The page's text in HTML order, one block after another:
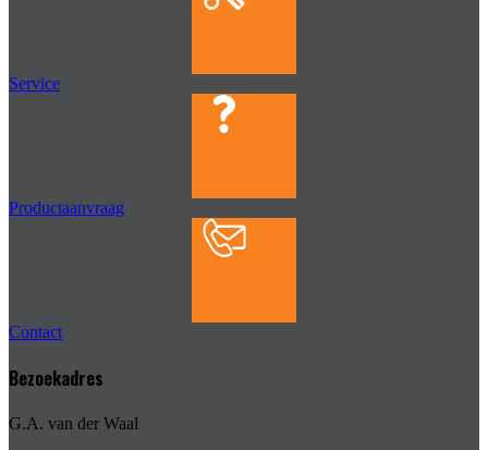
Service
Productaanvraag
Contact
Bezoekadres
G.A. van der Waal